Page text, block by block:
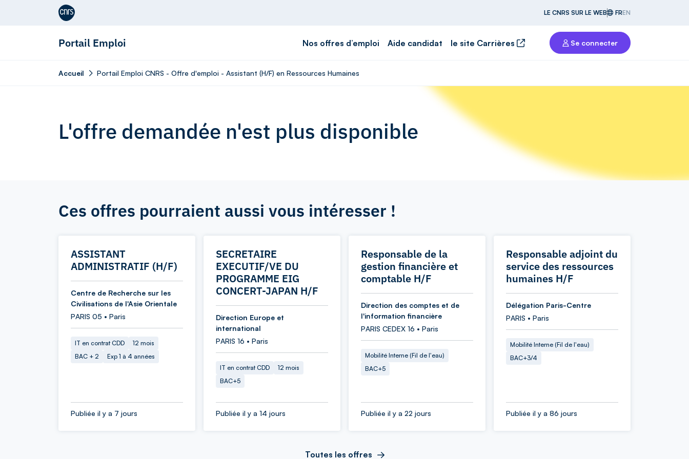
Aller au contenu
LE CNRS SUR LE WEB FREN
Portail Emploi Nos offres d’emploi Aide candidat le site Carrières Se connecter
Accueil Portail Emploi CNRS - Offre d'emploi - Assistant (H/F) en Ressources Humaines
L'offre demandée n'est plus disponible
Ces offres pourraient aussi vous intéresser !
ASSISTANT
ADMINISTRATIF (H/F)
Centre de Recherche sur les
Civilisations de l'Asie Orientale
PARIS 05 • Paris
IT en contrat CDD
12 mois
BAC + 2
Exp 1 à 4 années
Publiée il y a 7 jours
SECRETAIRE
EXECUTIF/VE DU
PROGRAMME EIG
CONCERT-JAPAN H/F
Direction Europe et
international
PARIS 16 • Paris
IT en contrat CDD
12 mois
BAC+5
Publiée il y a 14 jours
Responsable de la
gestion financière et
comptable H/F
Direction des comptes et de
l'information financière
PARIS CEDEX 16 • Paris
Mobilité Interne (Fil de l'eau)
BAC+5
Publiée il y a 22 jours
Responsable adjoint du
service des ressources
humaines H/F
Délégation Paris-Centre
PARIS • Paris
Mobilité Interne (Fil de l'eau)
BAC+3/4
Publiée il y a 86 jours
Toutes les offres